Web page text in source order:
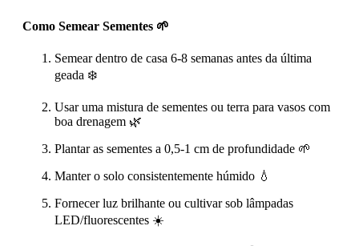
Como Semear Sementes 🌱
Semear dentro de casa 6-8 semanas antes da última
geada ❄️
Usar uma mistura de sementes ou terra para vasos com
boa drenagem 🌿
Plantar as sementes a 0,5-1 cm de profundidade 🌱
Manter o solo consistentemente húmido 💧
Fornecer luz brilhante ou cultivar sob lâmpadas
LED/fluorescentes ☀️